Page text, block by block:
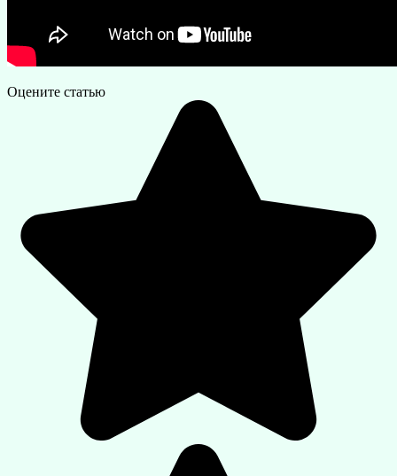
Оцените статью